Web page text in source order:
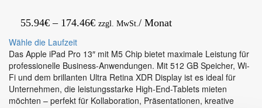
55.94€ – 174.46€Preisspanne:
bis
174.46€
zzgl. MwSt./ Monat
Wähle die Laufzeit
Das Apple iPad Pro 13″ mit M5 Chip bietet maximale Leistung für
professionelle Business-Anwendungen. Mit 512 GB Speicher, Wi-
Fi und dem brillanten Ultra Retina XDR Display ist es ideal für
Unternehmen, die leistungsstarke High-End-Tablets mieten
möchten – perfekt für Kollaboration, Präsentationen, kreative